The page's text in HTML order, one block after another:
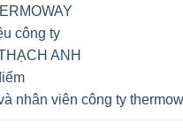
công ty
ANH
nhân viên công ty